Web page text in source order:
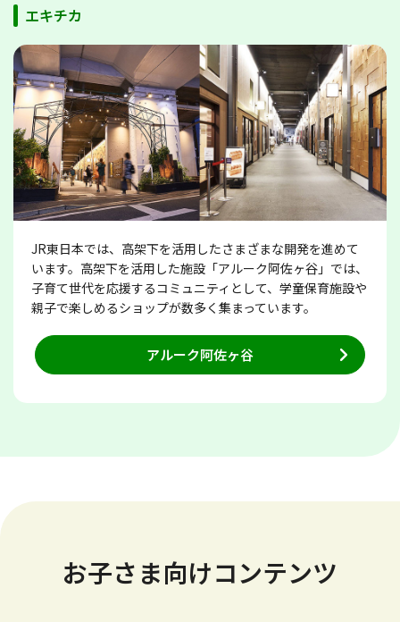
エキチカ
JR東日本では、高架下を活用したさまざまな開発を進めて
います。高架下を活用した施設「アルーク阿佐ヶ谷」では、
子育て世代を応援するコミュニティとして、学童保育施設や
親子で楽しめるショップが数多く集まっています。
アルーク阿佐ヶ谷
お子さま向けコンテンツ